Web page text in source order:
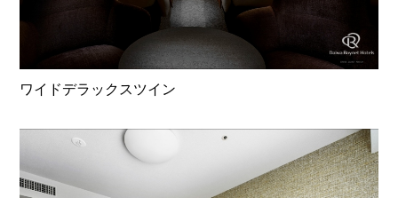
ワイドデラックスツイン